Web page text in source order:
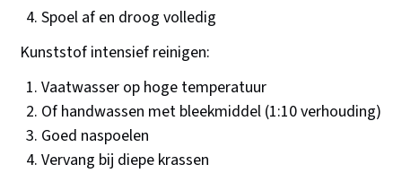
Spoel af en droog volledig
Kunststof intensief reinigen:
Vaatwasser op hoge temperatuur
Of handwassen met bleekmiddel (1:10 verhouding)
Goed naspoelen
Vervang bij diepe krassen